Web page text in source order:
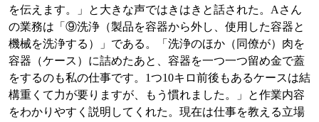
を伝えます。」と大きな声ではきはきと話された。 Aさん
の業務は「 ⑨洗浄（製品を容器から外し、使用した容器と
機械を洗浄する）」である。
「洗浄のほか（同僚が）肉を
容器（ケース）に詰めたあと、容器を一つ一つ留め金で蓋
をするのも私の仕事です。 1つ10キロ前後もあるケースは結
構重くて力が要りますが、もう慣れました。」と作業内容
をわかりやすく 説明してくれた。 現在は仕事を教える立場